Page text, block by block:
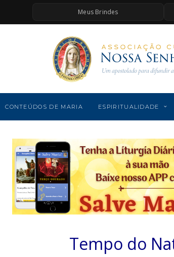
Meus Brindes
CONTEÚDOS DE MARIA ESPIRITUALIDADE
Tempo do